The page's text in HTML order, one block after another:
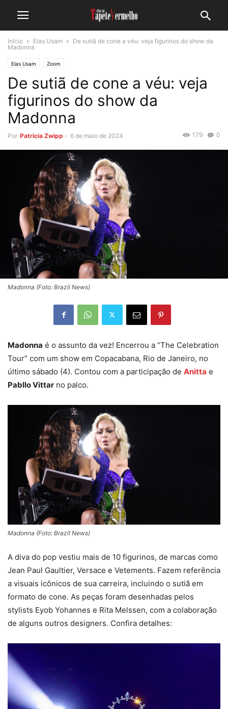
Início Elas Usam
De sutiã de cone a véu: veja figurinos do show da
Madonna
Elas Usam Zoom
De sutiã de cone a véu: veja
figurinos do show da
Madonna
Por Patricia Zwipp - 6 de maio de 2024 0
179
Madonna (Foto: Brazil News)
Madonna é o assunto da vez! Encerrou a “The Celebration
Tour” com um show em Copacabana, Rio de Janeiro, no
último sábado (4). Contou com a participação de Anitta e
Pabllo Vittar no palco.
Madonna (Foto: Brazil News)
A diva do pop vestiu mais de 10 figurinos, de marcas como
Jean Paul Gaultier, Versace e Vetements. Fazem referência
a visuais icônicos de sua carreira, incluindo o sutiã em
formato de cone. As peças foram desenhadas pelos
stylists Eyob Yohannes e Rita Melssen, com a colaboração
de alguns outros designers. Confira detalhes: